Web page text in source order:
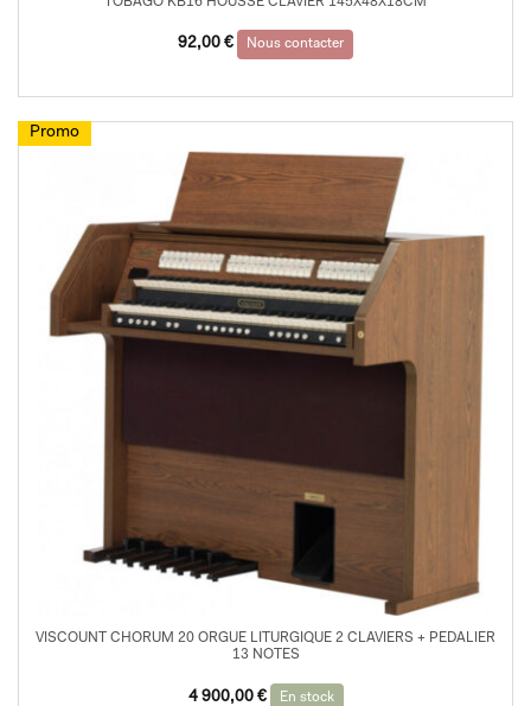
92,00 € Nous contacter
Promo
VISCOUNT CHORUM 20 ORGUE LITURGIQUE 2 CLAVIERS + PEDALIER
13 NOTES
Le
4 900,00 €
Le
En stock